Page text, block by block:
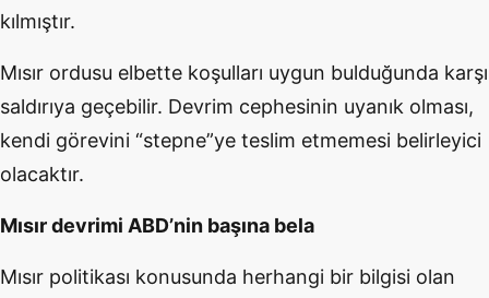
kılmıştır.
Mısır ordusu elbette koşulları uygun bulduğunda karşı
saldırıya geçebilir. Devrim cephesinin uyanık olması,
kendi görevini “stepne”ye teslim etmemesi belirleyici
olacaktır.
Mısır devrimi ABD’nin başına bela
Mısır politikası konusunda herhangi bir bilgisi olan